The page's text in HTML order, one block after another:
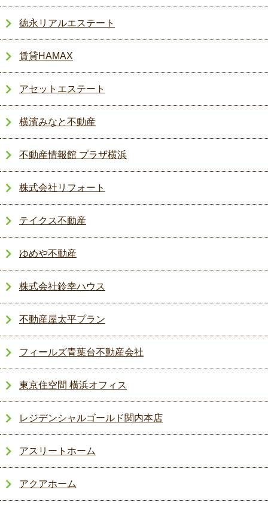
徳永リアルエステート
賃貸HAMAX
アセットエステート
横濱みなと不動産
不動産情報館 プラザ横浜
株式会社リフォート
テイクス不動産
ゆめや不動産
株式会社鈴幸ハウス
不動産屋太平プラン
フィールズ青葉台不動産会社
東京住空間 横浜オフィス
レジデンシャルゴールド関内本店
アスリートホーム
アクアホーム